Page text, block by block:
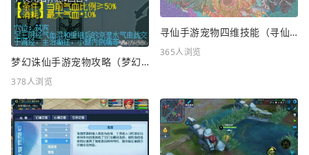
梦幻诛仙手游宠物攻略（梦幻诛仙手游宠物攻略最新）
378人浏览
寻仙手游宠物四维技能（寻仙手游宠物四维技能怎么升级）
365人浏览